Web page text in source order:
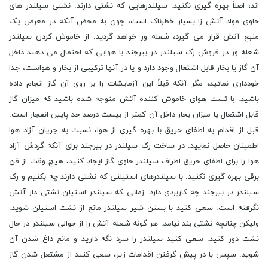
‏اند، اصلاً بهره گیری نکنید. سیلندر‏هایی که نشتی دارند. نشتی سیلندر ‏های
حاوی مواد آتش ‏زا بسیار خطرناک است، چون به محض آنکه در معرض یک
منبع آتش قرار می‏ گیرد، شعله‏ ور خواهد گردید. از خاموش کردن سیلندر
شعله ‏ور در فروش رک سیلندر در بیرجند با هوایی که احتمال می‏ دهید داخل
آن گاز یا بخار قابل اشتعال وجود دارد و یا در آنها ترکیبی از بخار و هواست، جدا
خودداری نمائید، مگر آنکه قبلاً این آزمایشات را بر روی آن گاز انجام داده
باشید. با تست هوای خاموش کننده آتش متوجه شده باشید که میزان گاز
قابل اشتعال یا میزان بخار داخل آن کمتر از بیست درصد حد پایین انفجار است.
قبل از اقدام به اطفای حریق با بهره گیری از هوا، نسبت به جریان آزاد هوا
اطمینان حاصل نمایید. در ساخت رک سیلندر در بیرجند برای آنکه گردش آزاد
هوا را برای اطفای حریق اطراف سیلندر حاوی گاز ایجاد کنید، هیچ وقت از فن
برقی بهره گیری نکنید. با سیلندر‏های استیلنی که نشتی دارند چه بکنیم و رک
سیلندر در بیرجند چه کاربردی دارد. زمانی که سیلندر استیلن نشتی‏ دار آتش
نگرفته است. سعی کنید با بستن شیر سیلندر مانع از نشت استیلن شوید.
ولیکن چنانچه نشتی بند نیامد. هر گونه شعله آتش را از حوالی سیلندر در حال
نشت دور کنید. سعی کنید سیلندر را سرد نگه دارید و مانع داغ شدن آن
شوید. سپس با در پیش گرفتن اقدامات زیر، سعی کنید از مشتعل شدن گاز